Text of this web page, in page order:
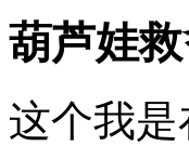
葫芦娃
这个我